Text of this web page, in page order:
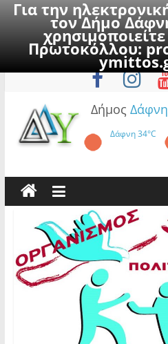
Για την
τον Δήμο
Πρωτοκόλλου:
to
Παρασκευή, 7
Δήμος
Δάφνη34°C